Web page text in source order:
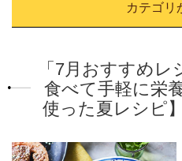
カテゴリ
「7月おすすめ
食べて手軽に栄
使った夏レシピ】